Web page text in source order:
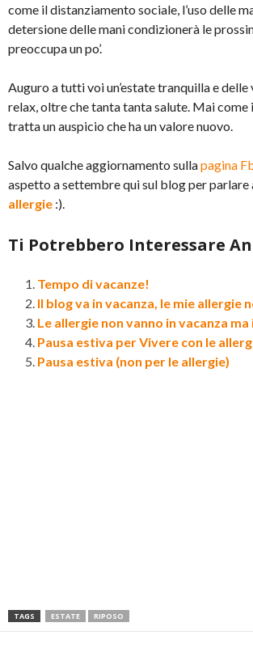
come il distanziamento sociale, l’uso delle
detersione delle mani condizionerà le
preoccupa un po’.
Auguro a tutti voi un’estate tranquilla e delle
relax, oltre che tanta tanta salute. Mai come
tratta un auspicio che ha un valore nuovo.
Salvo qualche aggiornamento sullapagina
aspetto a settembre qui sul blog per parlare
allergie :).
Ti Potrebbero Interessare
Tempo di vacanze!
Il blog va in vacanza, le mie allergie
Le allergie non vanno in vacanza ma
Pausa estiva per Vivere con le
Pausa estiva (non per le allergie)
TAGS ESTATE RIPOSO